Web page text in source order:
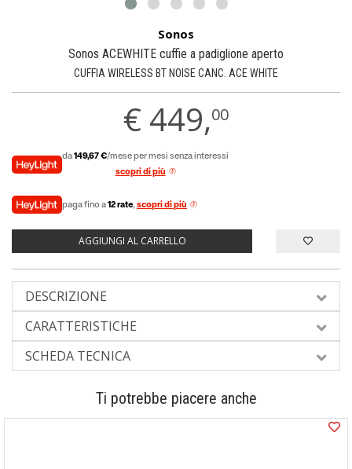
Sonos
Sonos ACEWHITE cuffie a padiglione aperto
CUFFIA WIRELESS BT NOISE CANC. ACE WHITE
€ 449,00
da149,67 €/mese per mesi senza interessi
scopri di più
paga fino a12 rate, scopri di più
AGGIUNGI AL CARRELLO
DESCRIZIONE
CARATTERISTICHE
SCHEDA TECNICA
Ti potrebbe piacere anche